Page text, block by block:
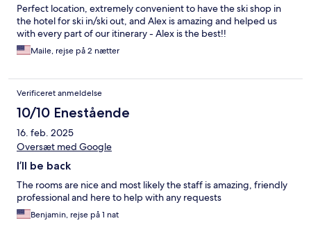
Perfect location, extremely convenient to have the ski shop in
the hotel for ski in/ski out, and Alex is amazing and helped us
with every part of our itinerary - Alex is the best!!
Maile, rejse på 2 nætter
Verificeret anmeldelse
10/10 Enestående
16. feb. 2025
Oversæt med Google
I’ll be back
The rooms are nice and most likely the staff is amazing, friendly
professional and here to help with any requests
Benjamin, rejse på 1 nat